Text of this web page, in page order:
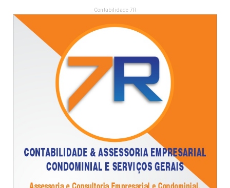
- Contabilidade 7R -